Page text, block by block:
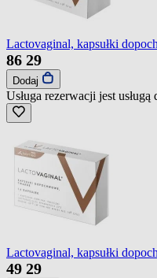
Lactovaginal, kapsułki
86 29
Dodaj
Usługa rezerwacji jest usługą
Lactovaginal, kapsułki
49 29